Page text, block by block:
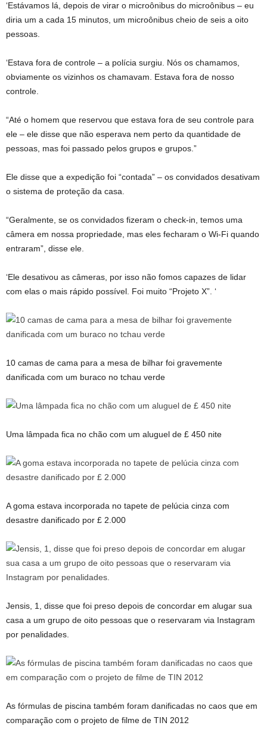
‘Estávamos lá, depois de virar o microônibus do microônibus – eu
diria um a cada 15 minutos, um microônibus cheio de seis a oito
pessoas.
‘Estava fora de controle – a polícia surgiu. Nós os chamamos,
obviamente os vizinhos os chamavam. Estava fora de nosso
controle.
“Até o homem que reservou que estava fora de seu controle para
ele – ele disse que não esperava nem perto da quantidade de
pessoas, mas foi passado pelos grupos e grupos.”
Ele disse que a expedição foi “contada” – os convidados desativam
o sistema de proteção da casa.
“Geralmente, se os convidados fizeram o check-in, temos uma
câmera em nossa propriedade, mas eles fecharam o Wi-Fi quando
entraram”, disse ele.
‘Ele desativou as câmeras, por isso não fomos capazes de lidar
com elas o mais rápido possível. Foi muito “Projeto X”. ‘
10 camas de cama para a mesa de bilhar foi gravemente
danificada com um buraco no tchau verde
Uma lâmpada fica no chão com um aluguel de £ 450 nite
A goma estava incorporada no tapete de pelúcia cinza com
desastre danificado por £ 2.000
Jensis, 1, disse que foi preso depois de concordar em alugar sua
casa a um grupo de oito pessoas que o reservaram via Instagram
por penalidades.
As fórmulas de piscina também foram danificadas no caos que em
comparação com o projeto de filme de TIN 2012